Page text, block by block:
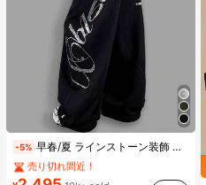
-5% 早春/夏 ラインストーン装飾 ルーズフィット リラックス ジャズダンス ワイドレッグ カジュアルパンツ レディース、レトロアメリカンスタイル ブラック、Y2Kエステティック
#1 ベストセラー
ワイド脚 レディースパンツ
売り切れ間近！
(1000+)
#1 ベストセラー
売り切れ間近！
#1 ベストセラー
売り切れ間近！